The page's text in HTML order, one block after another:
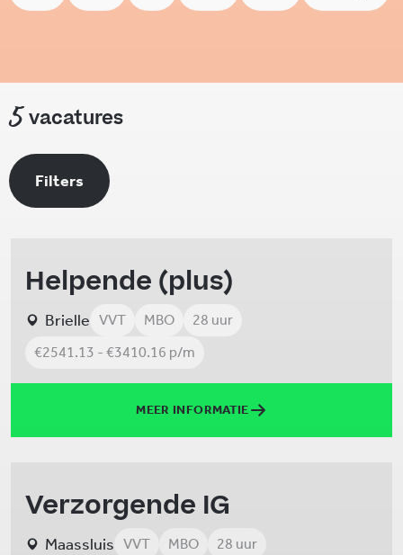
5vacatures
Filters
Helpende (plus)
Brielle VVT MBO
28 uur
€2541.13 - €3410.16 p/m
MEER INFORMATIE
Verzorgende IG
Maassluis VVT MBO
28 uur